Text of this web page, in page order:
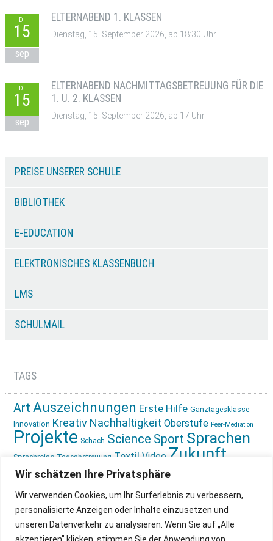
Wir schätzen Ihre Privatsphäre
Wir verwenden Cookies, um Ihr Surferlebnis zu verbessern,
personalisierte Anzeigen oder Inhalte einzusetzen und
unseren Datenverkehr zu analysieren. Wenn Sie auf „Alle
DI
15
sep
ELTERNABEND 1. KLASSEN
Dienstag, 15. September 2026, ab 18:30 Uhr
DI
15
sep
ELTERNABEND NACHMITTAGSBETREUUNG FÜR DIE
1. U. 2. KLASSEN
Dienstag, 15. September 2026, ab 17 Uhr
PREISE UNSERER SCHULE
BIBLIOTHEK
E-EDUCATION
ELEKTRONISCHES KLASSENBUCH
LMS
SCHULMAIL
TAGS
Art Auszeichnungen Erste Hilfe Ganztagesklasse
Innovation Kreativ Nachhaltigkeit Oberstufe Peer-Mediation
Projekte Schach Science Sport Sprachen
Sprachreise Tagesbetreuung Textil Video Zukunft
gestalten Ökologie